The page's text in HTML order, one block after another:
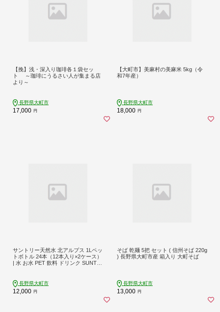
【挽】浅・深入り珈琲各１袋セッ
ト ～珈琲にうるさい人が集まる店
より～
長野県大町市
17,000 円
【大町市】美麻村の美麻米 5kg（令
和7年産）
長野県大町市
18,000 円
サントリー天然水 北アルプス 1Lペッ
トボトル 24本（12本入り×2ケース）
| 水 お水 PET 飲料 ドリンク SUNTO
野県 大町市
長野県大町市
12,000 円
そば 乾麺 5把 セット ( 信州そば 220g
) 長野県大町市産 箱入り 大町そば
長野県大町市
13,000 円